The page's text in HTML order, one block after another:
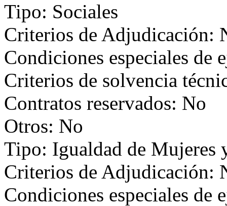
Tipo: Sociales
Criterios de Adjudicación:
Condiciones especiales de
Criterios de solvencia
Contratos reservados: No
Otros: No
Tipo: Igualdad de Mujeres
Criterios de Adjudicación:
Condiciones especiales de